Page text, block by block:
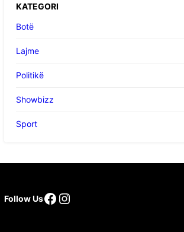
KATEGORI
Botë
Lajme
Politikë
Showbizz
Sport
Follow Us